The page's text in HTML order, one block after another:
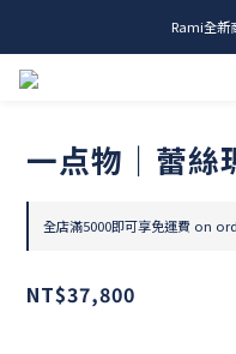
Rami全新
一点物｜蕾絲
全店滿5000即可享免運費 on
NT$37,800